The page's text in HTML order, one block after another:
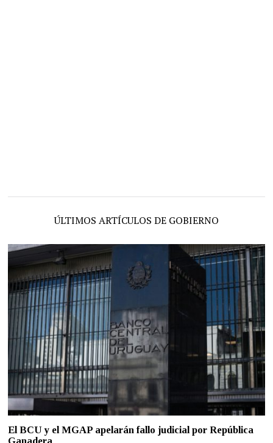
ÚLTIMOS ARTÍCULOS DE GOBIERNO
El BCU y el MGAP apelarán fallo judicial por República